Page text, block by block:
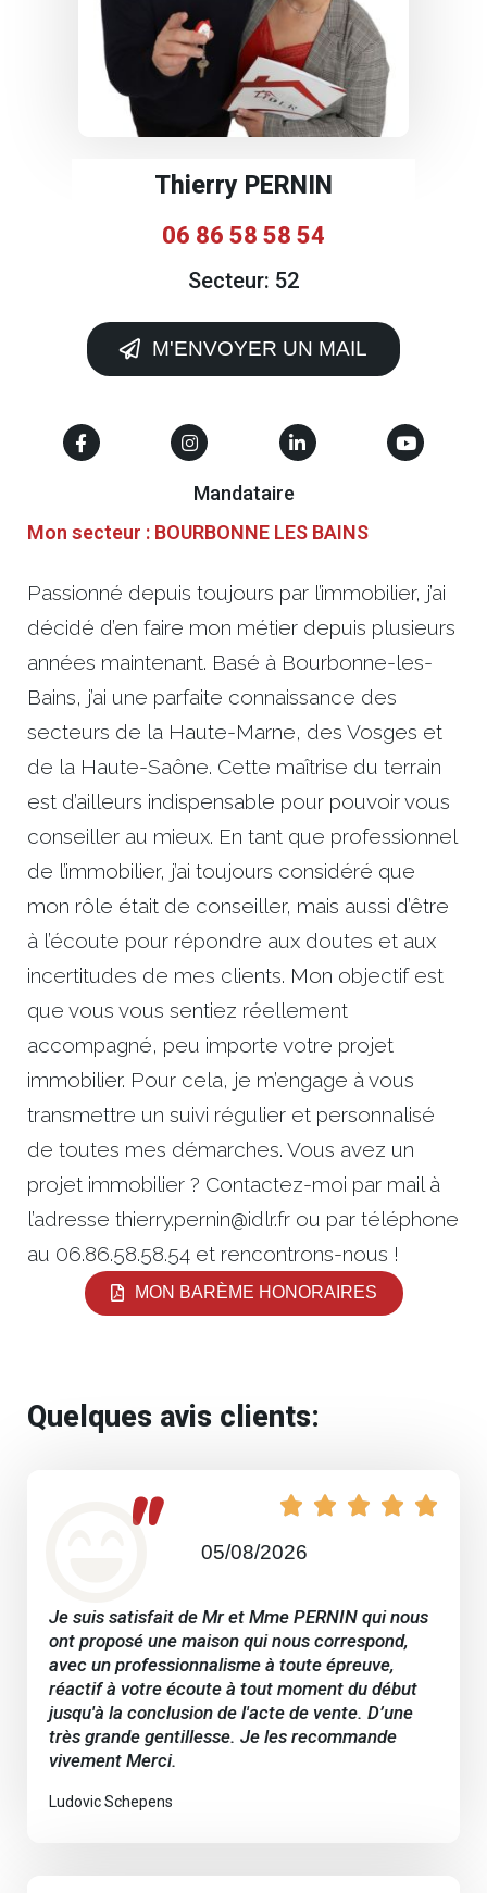
Thierry PERNIN
06 86 58 58 54
Secteur: 52
M'ENVOYER UN MAIL
Mandataire
Mon secteur : BOURBONNE LES BAINS
Passionné depuis toujours par l’immobilier, j’ai
décidé d’en faire mon métier depuis plusieurs
années maintenant. Basé à Bourbonne-les-
Bains, j’ai une parfaite connaissance des
secteurs de la Haute-Marne, des Vosges et
de la Haute-Saône. Cette maîtrise du terrain
est d’ailleurs indispensable pour pouvoir vous
conseiller au mieux. En tant que professionnel
de l’immobilier, j’ai toujours considéré que
mon rôle était de conseiller, mais aussi d’être
à l’écoute pour répondre aux doutes et aux
incertitudes de mes clients. Mon objectif est
que vous vous sentiez réellement
accompagné, peu importe votre projet
immobilier. Pour cela, je m’engage à vous
transmettre un suivi régulier et personnalisé
de toutes mes démarches. Vous avez un
projet immobilier ? Contactez-moi par mail à
l’adresse thierry.pernin@idlr.fr ou par téléphone
au 06.86.58.58.54 et rencontrons-nous !
MON BARÈME HONORAIRES
Quelques avis clients:
    
" 05/08/2026
Je suis satisfait de Mr et Mme PERNIN qui nous
ont proposé une maison qui nous correspond,
avec un professionnalisme à toute épreuve,
réactif à votre écoute à tout moment du début
jusqu'à la conclusion de l'acte de vente. D’une
très grande gentillesse. Je les recommande
vivement Merci.
Ludovic Schepens